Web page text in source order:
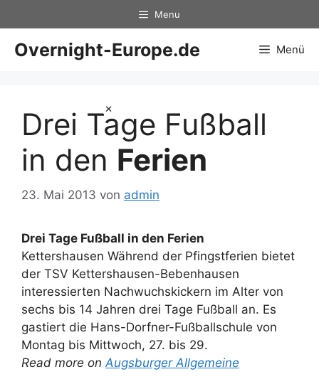
×
Inhalt
springen
Menu
Overnight-Europe.de Menü
Drei Tage Fußball
in den Ferien
23. Mai 2013 von admin
Drei Tage Fußball in den Ferien
Kettershausen Während der Pfingstferien bietet
der TSV Kettershausen-Bebenhausen
interessierten Nachwuchskickern im Alter von
sechs bis 14 Jahren drei Tage Fußball an. Es
gastiert die Hans-Dorfner-Fußballschule von
Montag bis Mittwoch, 27. bis 29.
Read more on Augsburger Allgemeine